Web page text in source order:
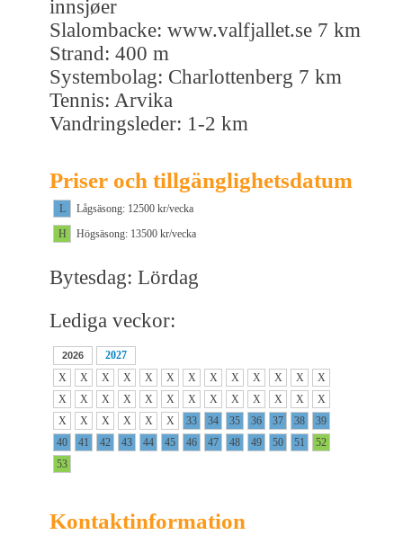
innsjøer
Slalombacke: www.valfjallet.se 7 km
Strand: 400 m
Systembolag: Charlottenberg 7 km
Tennis: Arvika
Vandringsleder: 1-2 km
Priser och tillgänglighetsdatum
L
Lågsäsong: 12500 kr/vecka
H
Högsäsong: 13500 kr/vecka
Bytesdag: Lördag
Lediga veckor:
2026
2027
X
X X X X X X X X X X X
X
X
X X X X X X X X X X X
X
X
X X X X X 33 34 35 36 37 38
39
40
41 42 43 44 45 46 47 48 49 50 51
52
53
Kontaktinformation